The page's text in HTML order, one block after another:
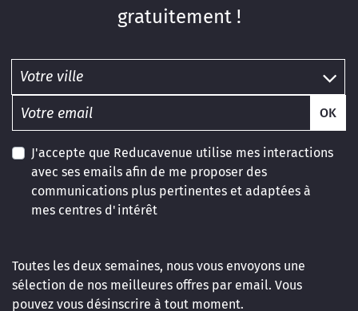
gratuitement !
OK
J'accepte que Reducavenue utilise mes interactions
avec ses emails afin de me proposer des
communications plus pertinentes et adaptées à
mes centres d'intérêt
Toutes les deux semaines, nous vous envoyons une
sélection de nos meilleures offres par email. Vous
pouvez vous désinscrire à tout moment.